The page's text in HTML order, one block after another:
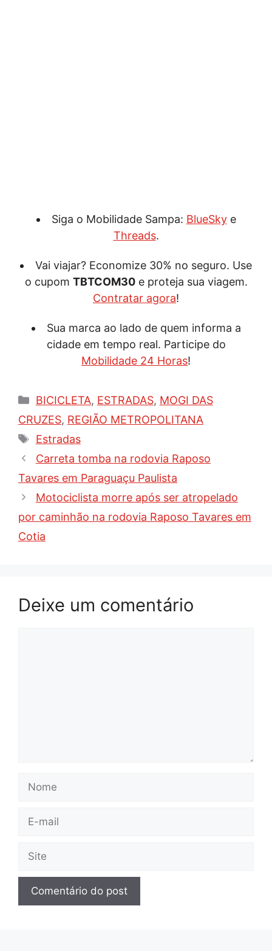
Siga o Mobilidade Sampa: BlueSkye
Threads.
Vai viajar? Economize 30% no seguro. Use
o cupom TBTCOM30e proteja sua viagem.
Contratar agora!
Sua marca ao lado de quem informa a
cidade em tempo real. Participe do
Mobilidade 24 Horas!
Categorias
BICICLETA, ESTRADAS, MOGI DAS
CRUZES, REGIÃO METROPOLITANA
Tags
Estradas
Carreta tomba na rodovia Raposo
Tavares em Paraguaçu Paulista
Motociclista morre após ser atropelado
por caminhão na rodovia Raposo Tavares em
Cotia
Deixe um comentário
Nome
E-
Site